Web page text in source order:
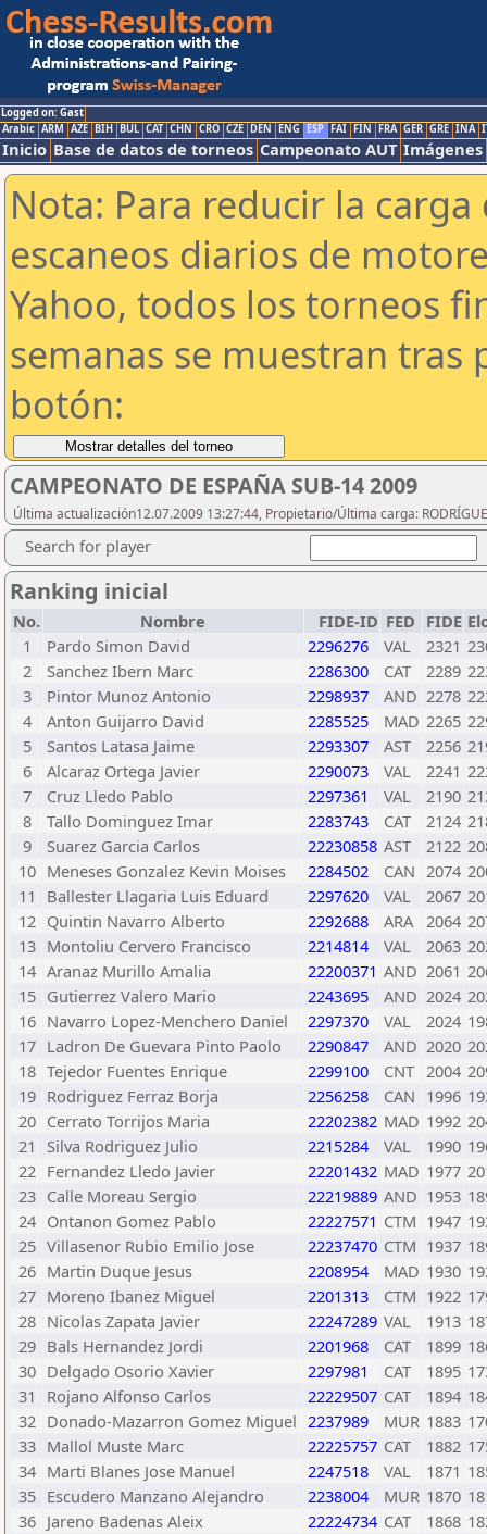
Logged on: Gast
Arabic ARM AZE BIH BUL CAT CHN CRO CZE DEN ENG ESP FAI FIN FRA GER GRE INA
Inicio Base de datos de torneos Campeonato AUT Imágenes
Nota: Para reducir la
escaneos diarios de
Yahoo, todos los torneos
semanas se muestran tras
botón:
CAMPEONATO DE ESPAÑA SUB-14 2009
Última actualización12.07.2009 13:27:44, Propietario/Última carga:
Search for player
Ranking inicial
No. Nombre FIDE-ID FED FIDE
1
Pardo Simon David 2296276 VAL 2321
2
Sanchez Ibern Marc 2286300 CAT 2289
3
Pintor Munoz Antonio 2298937 AND 2278
4
Anton Guijarro David 2285525 MAD 2265
5
Santos Latasa Jaime 2293307 AST 2256
6
Alcaraz Ortega Javier 2290073 VAL 2241
7
Cruz Lledo Pablo 2297361 VAL 2190
8
Tallo Dominguez Imar 2283743 CAT 2124
9
Suarez Garcia Carlos 22230858 AST 2122
10 Meneses Gonzalez Kevin Moises 2284502 CAN 2074
11
Ballester Llagaria Luis Eduard 2297620 VAL 2067
12 Quintin Navarro Alberto 2292688 ARA 2064
13 Montoliu Cervero Francisco 2214814 VAL 2063
14 Aranaz Murillo Amalia 22200371 AND 2061
15 Gutierrez Valero Mario 2243695 AND 2024
16 Navarro Lopez-Menchero Daniel 2297370 VAL 2024
17 Ladron De Guevara Pinto Paolo 2290847 AND 2020
18 Tejedor Fuentes Enrique 2299100 CNT 2004
19 Rodriguez Ferraz Borja 2256258 CAN 1996
20 Cerrato Torrijos Maria 22202382 MAD 1992
21
Silva Rodriguez Julio 2215284 VAL 1990
22 Fernandez Lledo Javier 22201432 MAD 1977
23 Calle Moreau Sergio 22219889 AND 1953
24 Ontanon Gomez Pablo 22227571 CTM 1947
25 Villasenor Rubio Emilio Jose 22237470 CTM 1937
26 Martin Duque Jesus 2208954 MAD 1930
27 Moreno Ibanez Miguel 2201313 CTM 1922
28 Nicolas Zapata Javier 22247289 VAL 1913
29 Bals Hernandez Jordi 2201968 CAT 1899
30 Delgado Osorio Xavier 2297981 CAT 1895
31
Rojano Alfonso Carlos 22229507 CAT 1894
32 Donado-Mazarron Gomez Miguel 2237989 MUR 1883
33 Mallol Muste Marc 22225757 CAT 1882
34 Marti Blanes Jose Manuel 2247518 VAL 1871
35 Escudero Manzano Alejandro 2238004 MUR 1870
36 Jareno Badenas Aleix 22224734 CAT 1868